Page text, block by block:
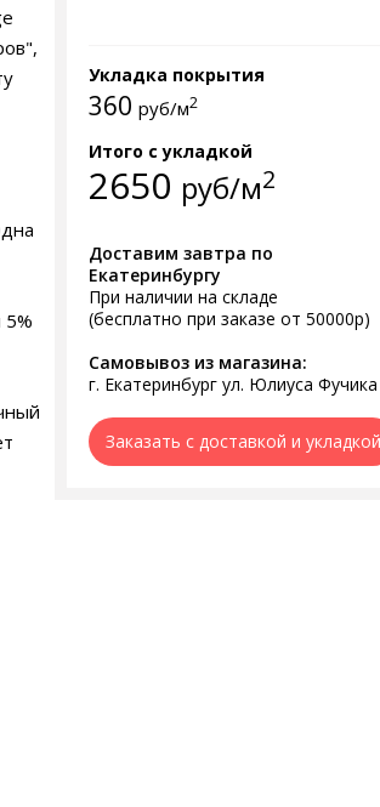
Укладка покрытия
360 руб/м2
Итого с укладкой
2650 руб/м2
Доставим завтра по
Екатеринбургу
При наличии на складе
(бесплатно при заказе от 50000р)
Самовывоз из магазина:
г. Екатеринбург ул. Юлиуса
Заказать с доставкой и укладкой
5%